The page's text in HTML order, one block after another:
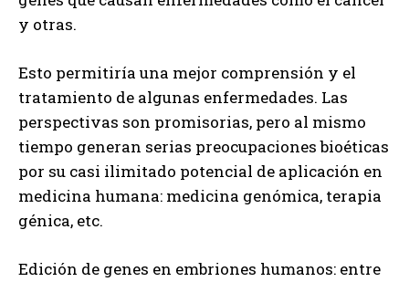
y otras.
Esto permitiría una mejor comprensión y el
tratamiento de algunas enfermedades. Las
perspectivas son promisorias, pero al mismo
tiempo generan serias preocupaciones bioéticas
por su casi ilimitado potencial de aplicación en
medicina humana: medicina genómica, terapia
génica, etc.
Edición de genes en embriones humanos: entre